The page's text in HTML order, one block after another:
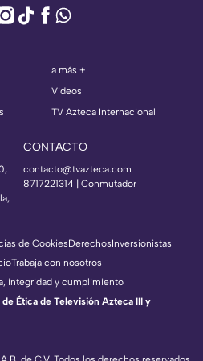
a más +
Videos
TV Azteca Internacional
CONTACTO
contacto@tvazteca.com
8717221314 | Conmutador
de CookiesDerechosInversionistas
Trabaja con nosotros
integridad y cumplimiento
Ética de Televisión Azteca III y